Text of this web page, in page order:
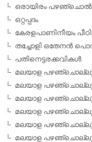
ഒരായിരം പഴഞ്ചൊല്‍
ഒറ്റപ്പദം
കേരളപാണിനീയം
തച്ചോളി ഒതേനൻ
പതിനെട്ടരക്കവികള്‍
മലയാള
മലയാള
മലയാള
മലയാള
മലയാള
മലയാള